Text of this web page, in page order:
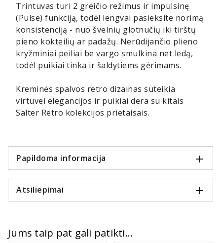
Trintuvas turi 2 greičio režimus ir impulsinę
(Pulse) funkciją, todėl lengvai pasieksite norimą
konsistenciją - nuo švelnių glotnučių iki tirštų
pieno kokteilių ar padažų. Nerūdijančio plieno
kryžminiai peiliai be vargo smulkina net ledą,
todėl puikiai tinka ir šaldytiems gėrimams.
Kreminės spalvos retro dizainas suteikia
virtuvei elegancijos ir puikiai dera su kitais
Salter Retro kolekcijos prietaisais.
Papildoma informacija
Atsiliepimai
Jums taip pat gali patikti...